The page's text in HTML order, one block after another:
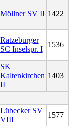
Möllner SV II 1422
Ratzeburger
SC Inselspr. I
1536
SK
Kaltenkirchen
II
1403
Lübecker SV
VIII
1577